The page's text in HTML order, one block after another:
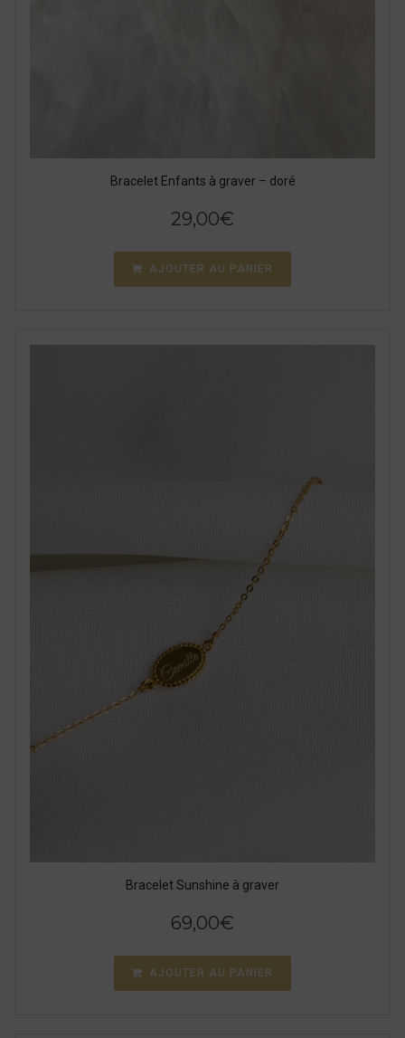
Bracelet Enfants à graver – doré
29,00€
AJOUTER AU PANIER
Bracelet Sunshine à graver
69,00€
AJOUTER AU PANIER